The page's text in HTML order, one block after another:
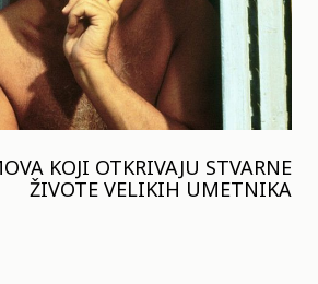
KOJI OTKRIVAJU STVARNE
ŽIVOTE VELIKIH UMETNIKA